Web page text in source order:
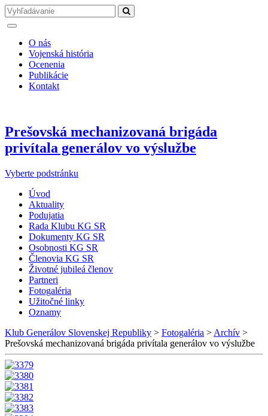
O nás
Vojenská história
Ocenenia
Publikácie
Kontakt
Prešovská mechanizovaná brigáda
privítala generálov vo výslužbe
Vyberte podstránku
Úvod
Aktuality
Podujatia
Rada Klubu KG SR
Dokumenty KG SR
Osobnosti KG SR
Členovia KG SR
Životné jubileá členov
Partneri
Fotogaléria
Užitočné linky
Oznamy
Klub Generálov Slovenskej Republiky > Fotogaléria > Archív >
Prešovská mechanizovaná brigáda privítala generálov vo výslužbe